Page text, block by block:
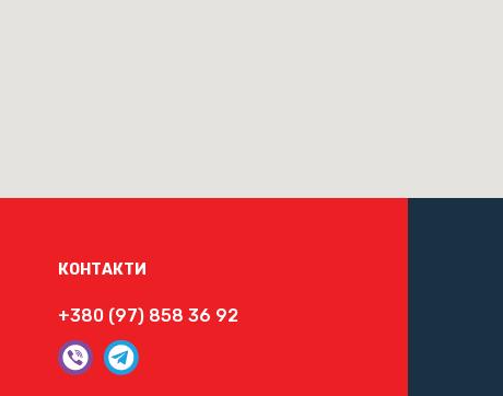
КОНТАКТИ
+380 (97) 858 36 92